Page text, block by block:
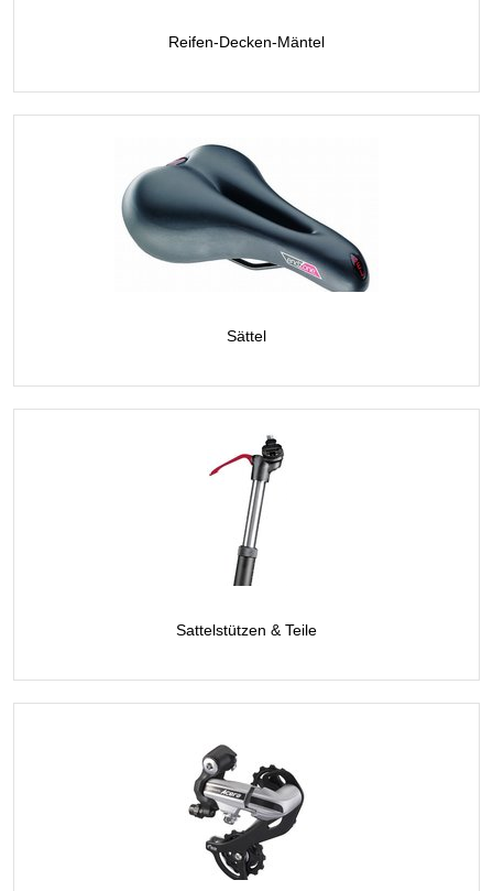
Reifen-Decken-Mäntel
Sättel
Sattelstützen & Teile